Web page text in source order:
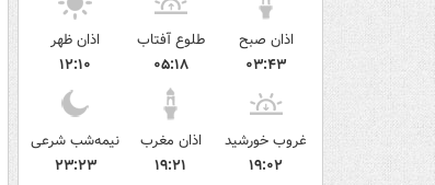
اذان صبح
۰۳:۴۳
طلوع آفتاب
۰۵:۱۸
اذان ظهر
۱۲:۱۰
غروب خورشید
۱۹:۰۲
اذان مغرب
۱۹:۲۱
نیمه‌شب شرعی
۲۳:۲۳